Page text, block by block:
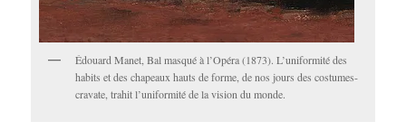
Édouard Manet, Bal masqué à l’Opéra (1873). L’uniformité des
habits et des chapeaux hauts de forme, de nos jours des costumes-
cravate, trahit l’uniformité de la vision du monde.